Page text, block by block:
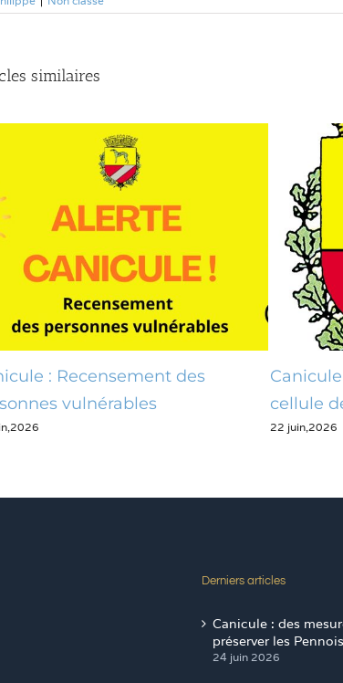
similaires
Canicule : mise en place d’une
cellule de crise
Derniers articles
Canicule : des
préserver les Pennois
24 juin 2026